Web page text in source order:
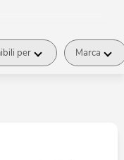
per Marca